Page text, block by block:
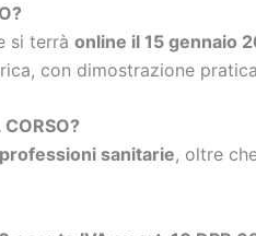
si terrà online il 15 gennaio
con dimostrazione
CORSO?
sanitarie, oltre